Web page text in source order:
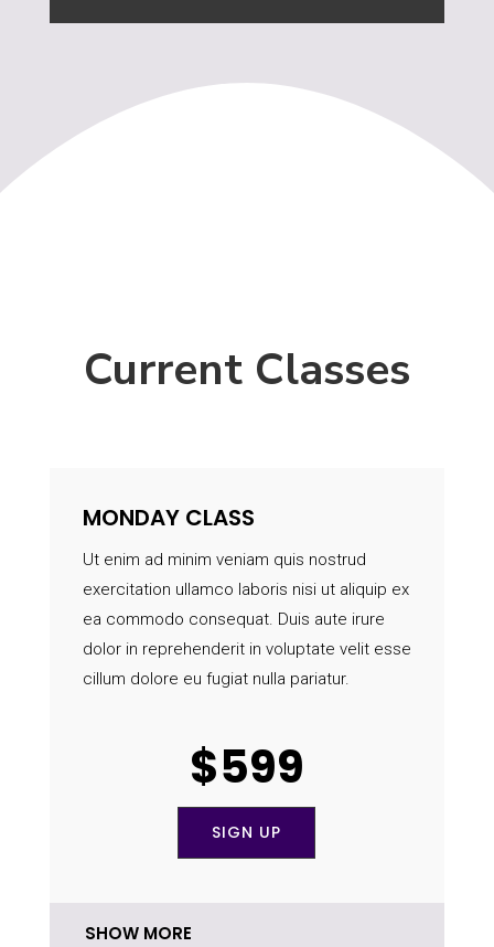
Current Classes
MONDAY CLASS
Ut enim ad minim veniam quis nostrud
exercitation ullamco laboris nisi ut aliquip ex
ea commodo consequat. Duis aute irure
dolor in reprehenderit in voluptate velit esse
cillum dolore eu fugiat nulla pariatur.
$599
SIGN UP
SHOW MORE